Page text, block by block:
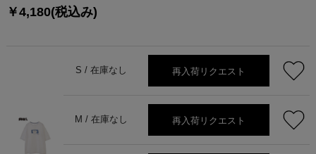
￥4,180(税込み)
S /在庫なし 再入荷リクエスト
M /在庫なし 再入荷リクエスト